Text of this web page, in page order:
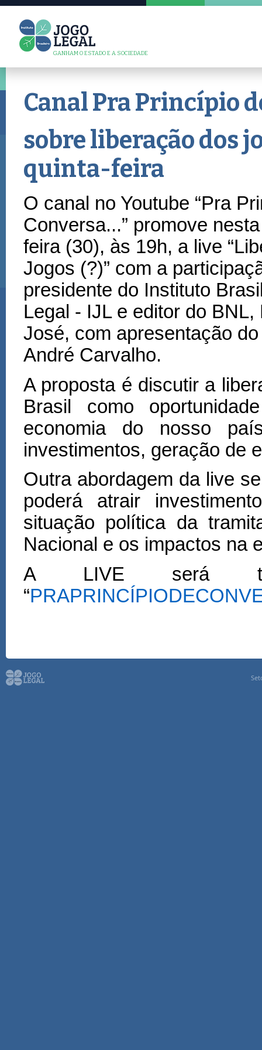
GANHAM O ESTADO E A SOCIEDADE
Canal Pra Princípio
sobre liberação dos
quinta-feira
O canal no Youtube “Pra
Conversa...” promove
feira (30), às 19h, a live “
Jogos (?)” com a participa
presidente do Instituto
Legal - IJL e editor do BNL,
José, com apresentação
André Carvalho.
A proposta é discutir a
Brasil como
economia do nosso
investimentos, geração de
Outra abordagem da live
poderá atrair
situação política da
Nacional e os impactos na
A LIVE será
“